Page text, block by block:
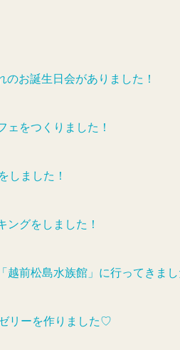
お誕生日会がありました！
をつくりました！
しました！
グをしました！
前松島水族館」に行ってきま
リーを作りました♡